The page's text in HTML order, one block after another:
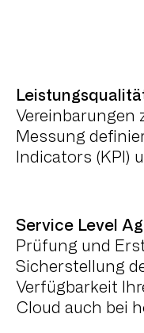
Vereinbarungen
Messung
Indicators (KPI)
Service Level
Prüfung und
Sicherstellung
Verfügbarkeit
Cloud auch bei